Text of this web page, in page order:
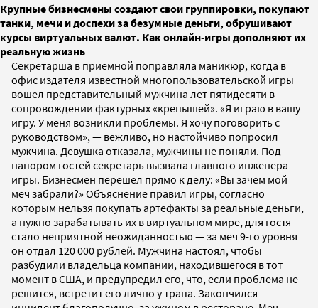
Крупные бизнесмены создают свои группировки, покупают
танки, мечи и доспехи за безумные деньги, обрушивают
курсы виртуальных валют. Как онлайн-игры дополняют их
реальную жизнь
Секретарша в приемной поправляла маникюр, когда в
офис издателя известной многопользовательской игры
вошел представительный мужчина лет пятидесяти в
сопровождении фактурных «крепышей». «Я играю в вашу
игру. У меня возникли проблемы. Я хочу поговорить с
руководством», — вежливо, но настойчиво попросил
мужчина. Девушка отказала, мужчины не поняли. Под
напором гостей секретарь вызвала главного инженера
игры. Бизнесмен перешел прямо к делу: «Вы зачем мой
меч забрали?» Объяснение правил игры, согласно
которым нельзя покупать артефакты за реальные деньги,
а нужно зарабатывать их в виртуальном мире, для гостя
стало неприятной неожиданностью — за меч 9-го уровня
он отдал 120 000 рублей. Мужчина настоял, чтобы
разбудили владельца компании, находившегося в тот
момент в США, и предупредил его, что, если проблема не
решится, встретит его лично у трапа. Закончился